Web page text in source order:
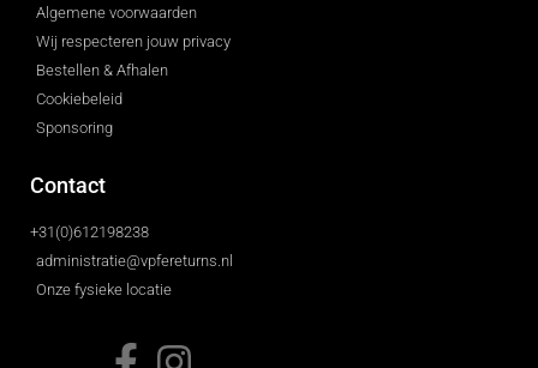
Algemene voorwaarden
Wij respecteren jouw privacy
Bestellen & Afhalen
Cookiebeleid
Sponsoring
Contact
+31(0)612198238
administratie@vpfereturns.nl
Onze fysieke locatie